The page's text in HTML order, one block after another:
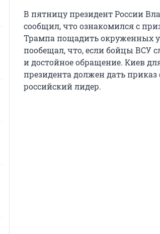
В пятницу президент России
сообщил, что ознакомился с
Трампа пощадить окруженных
пообещал, что, если бойцы ВСУ
и достойное обращение. Киев
президента должен дать
российский лидер.